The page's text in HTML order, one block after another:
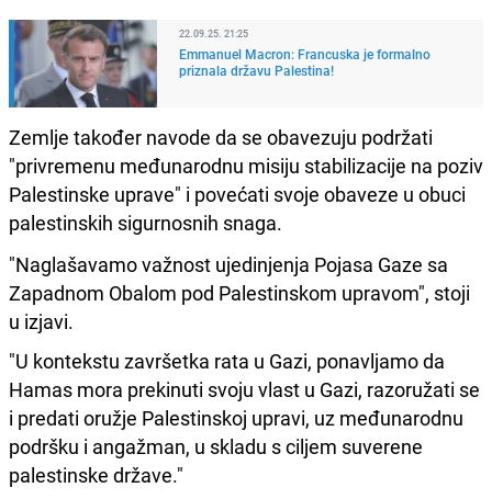
22.09.25. 21:25
Emmanuel Macron: Francuska je formalno
priznala državu Palestina!
Zemlje također navode da se obavezuju podržati
"privremenu međunarodnu misiju stabilizacije na poziv
Palestinske uprave" i povećati svoje obaveze u obuci
palestinskih sigurnosnih snaga.
"Naglašavamo važnost ujedinjenja Pojasa Gaze sa
Zapadnom Obalom pod Palestinskom upravom", stoji
u izjavi.
"U kontekstu završetka rata u Gazi, ponavljamo da
Hamas mora prekinuti svoju vlast u Gazi, razoružati se
i predati oružje Palestinskoj upravi, uz međunarodnu
podršku i angažman, u skladu s ciljem suverene
palestinske države."